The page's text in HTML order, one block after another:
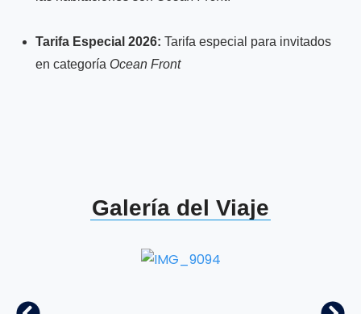
Tarifa Especial 2026: Tarifa especial para invitados
en categoría Ocean Front
Galería del Viaje